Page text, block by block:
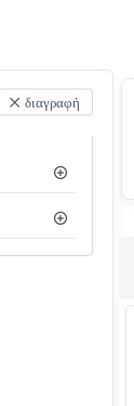
διαγραφή